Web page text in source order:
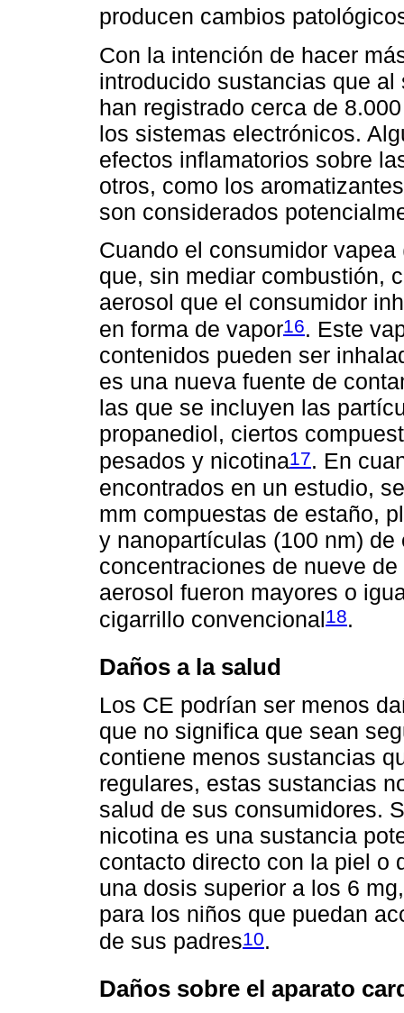
producen cambios
Con la intención de hacer
introducido sustancias que
han registrado cerca de
los sistemas electrónicos.
efectos inflamatorios sobre
otros, como los
son considerados
Cuando el consumidor
que, sin mediar combustión,
aerosol que el consumidor
en forma de vapor16. Este
contenidos pueden ser
es una nueva fuente de
las que se incluyen las
propanediol, ciertos
pesados y nicotina17. En
encontrados en un estudio,
mm compuestas de estaño,
y nanopartículas (100 nm)
concentraciones de nueve
aerosol fueron mayores o
cigarrillo convencional18.
Daños a la salud
Los CE podrían ser menos
que no significa que sean
contiene menos sustancias
regulares, estas sustancias
salud de sus consumidores.
nicotina es una sustancia
contacto directo con la piel o
una dosis superior a los 6
para los niños que puedan
de sus padres10.
Daños sobre el aparato